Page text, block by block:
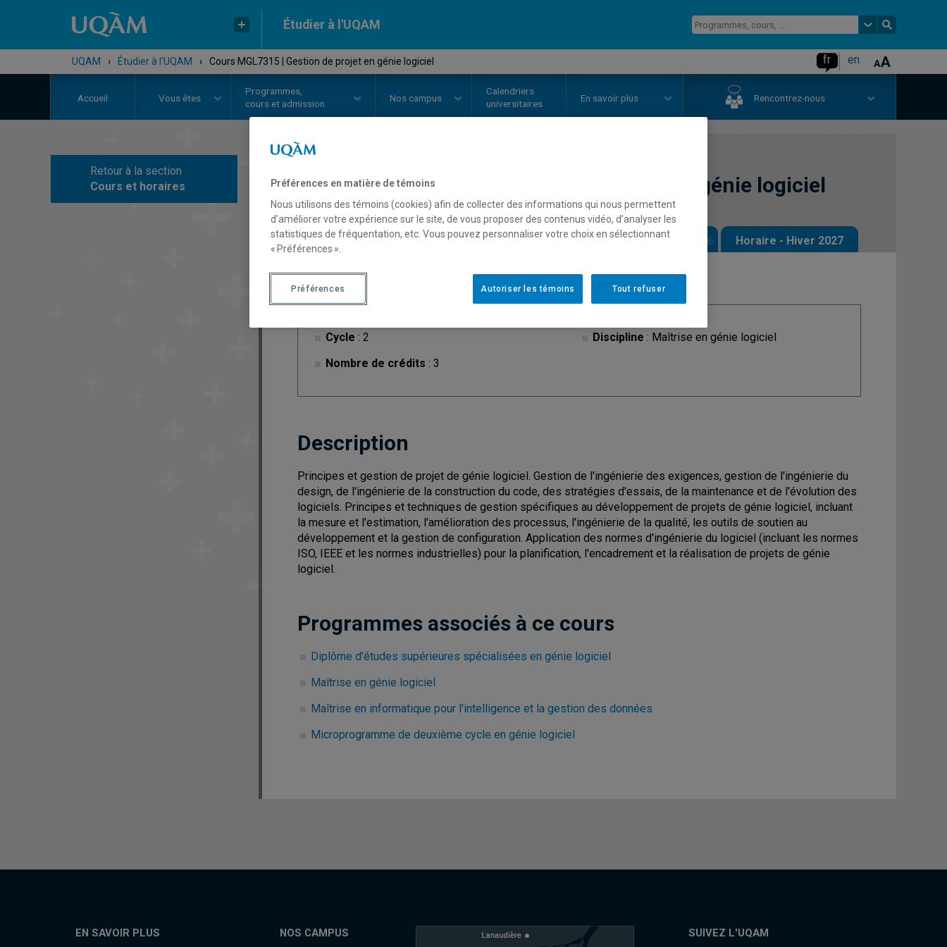
Étudier à l'UQAM
UQAM › Étudier à l'UQAM › Cours MGL7315 | Gestion de projet en génie logiciel fr en
Accueil Vous êtes
Programmes,
cours et admission
Nos campus
Calendriers
universitaires
En savoir plus Rencontrez-nous
Retour à la section
Cours et horaires
COURS// MGL7315 Gestion de projet en génie logiciel
Description Horaire - Été 2026 Horaire - Automne 2026 Horaire - Hiver 2027
Cycle : 2
Nombre de crédits : 3
Discipline : Maîtrise en génie logiciel
Description
Principes et gestion de projet de génie logiciel. Gestion de l'ingénierie des exigences, gestion de l'ingénierie du
design, de l'ingénierie de la construction du code, des stratégies d'essais, de la maintenance et de l'évolution des
logiciels. Principes et techniques de gestion spécifiques au développement de projets de génie logiciel, incluant
la mesure et l'estimation, l'amélioration des processus, l'ingénierie de la qualité, les outils de soutien au
développement et la gestion de configuration. Application des normes d'ingénierie du logiciel (incluant les normes
ISO, IEEE et les normes industrielles) pour la planification, l'encadrement et la réalisation de projets de génie
logiciel.
Programmes associés à ce cours
Diplôme d'études supérieures spécialisées en génie logiciel
Maîtrise en génie logiciel
Maîtrise en informatique pour l'intelligence et la gestion des données
Microprogramme de deuxième cycle en génie logiciel
EN SAVOIR PLUS NOS CAMPUS SUIVEZ L'UQAM
Préférences en matière de témoins
Nous utilisons des témoins (cookies) afin de collecter des informations qui nous permettent
d’améliorer votre expérience sur le site, de vous proposer des contenus vidéo, d’analyser les
statistiques de fréquentation, etc. Vous pouvez personnaliser votre choix en sélectionnant
« Préférences ».
Tout refuser
Autoriser les témoins
Préférences